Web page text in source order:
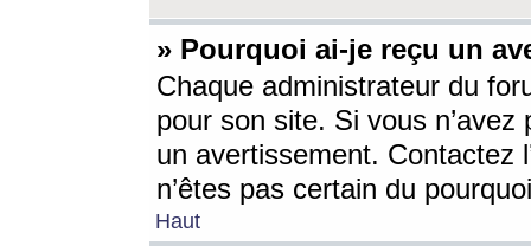
» Pourquoi ai-je reçu un
Chaque administrateur du
pour son site. Si vous
un avertissement. Contactez
n’êtes pas certain du
Haut